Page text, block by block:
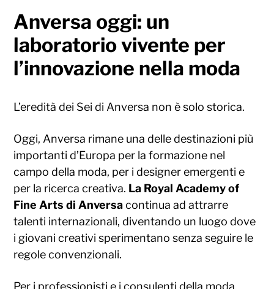
Anversa oggi: un
laboratorio vivente per
l’innovazione nella moda
L’eredità dei Sei di Anversa non è solo storica.
Oggi, Anversa rimane una delle destinazioni più
importanti d’Europa per la formazione nel
campo della moda, per i designer emergenti e
per la ricerca creativa. La Royal Academy of
Fine Arts di Anversacontinua ad attrarre
talenti internazionali, diventando un luogo dove
i giovani creativi sperimentano senza seguire le
regole convenzionali.